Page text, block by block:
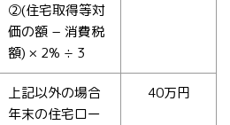
②(住宅取得等対
価の額 − 消費税
額) × 2% ÷ 3
上記以外の場合
年末の住宅ロー
40万円